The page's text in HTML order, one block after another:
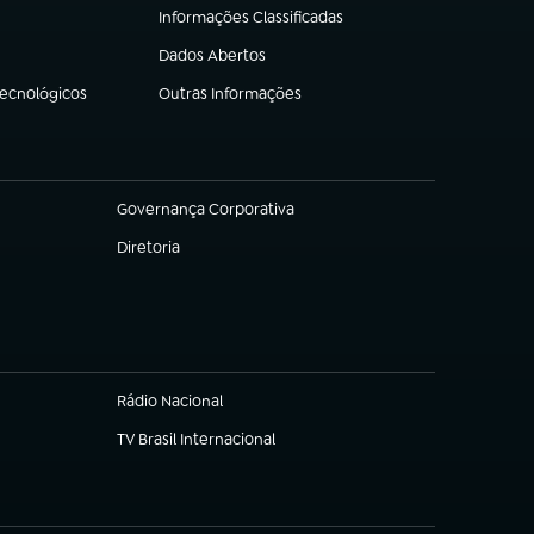
Informações Classificadas
(abre em nova aba)
Dados Abertos
(abre em nova aba)
Outras Informações
(abre em nova aba)
Governança Corporativa
(abre em nova aba)
Diretoria
(abre em nova aba)
Rádio Nacional
TV Brasil Internacional
(abre em nova aba)